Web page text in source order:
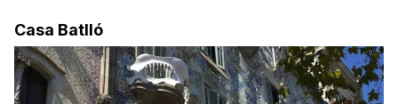
Casa Batlló